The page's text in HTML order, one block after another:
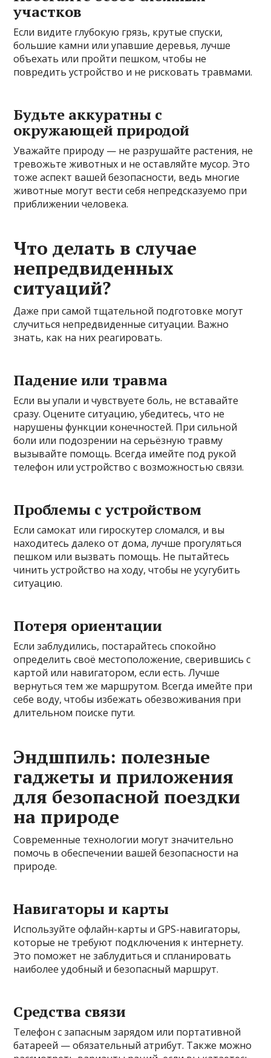
участков
Если видите глубокую грязь, крутые спуски,
большие камни или упавшие деревья, лучше
объехать или пройти пешком, чтобы не
повредить устройство и не рисковать травмами.
Будьте аккуратны с
окружающей природой
Уважайте природу — не разрушайте растения, не
тревожьте животных и не оставляйте мусор. Это
тоже аспект вашей безопасности, ведь многие
животные могут вести себя непредсказуемо при
приближении человека.
Что делать в случае
непредвиденных
ситуаций?
Даже при самой тщательной подготовке могут
случиться непредвиденные ситуации. Важно
знать, как на них реагировать.
Падение или травма
Если вы упали и чувствуете боль, не вставайте
сразу. Оцените ситуацию, убедитесь, что не
нарушены функции конечностей. При сильной
боли или подозрении на серьёзную травму
вызывайте помощь. Всегда имейте под рукой
телефон или устройство с возможностью связи.
Проблемы с устройством
Если самокат или гироскутер сломался, и вы
находитесь далеко от дома, лучше прогуляться
пешком или вызвать помощь. Не пытайтесь
чинить устройство на ходу, чтобы не усугубить
ситуацию.
Потеря ориентации
Если заблудились, постарайтесь спокойно
определить своё местоположение, сверившись с
картой или навигатором, если есть. Лучше
вернуться тем же маршрутом. Всегда имейте при
себе воду, чтобы избежать обезвоживания при
длительном поиске пути.
Эндшпиль: полезные
гаджеты и приложения
для безопасной поездки
на природе
Современные технологии могут значительно
помочь в обеспечении вашей безопасности на
природе.
Навигаторы и карты
Используйте офлайн-карты и GPS-навигаторы,
которые не требуют подключения к интернету.
Это поможет не заблудиться и спланировать
наиболее удобный и безопасный маршрут.
Средства связи
Телефон с запасным зарядом или портативной
батареей — обязательный атрибут. Также можно